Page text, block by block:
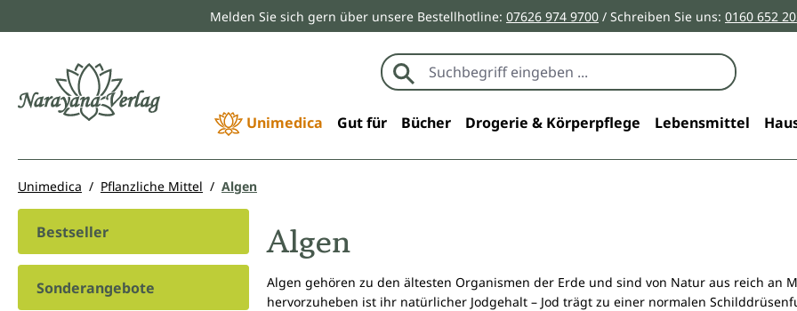
Zur Hauptnavigation springenMelden Sie sich gern über unsere Bestellhotline: 07626 974 9700 / Schreiben Sie uns: 0160 652
Unimedica Gut für Bücher Drogerie & Körperpflege Lebensmittel
Unimedica Pflanzliche Mittel Algen
Bestseller
Sonderangebote
Algen
Algen gehören zu den ältesten Organismen der Erde und sind von Natur aus reich an
hervorzuheben ist ihr natürlicher Jodgehalt – Jod trägt zu einer normalen